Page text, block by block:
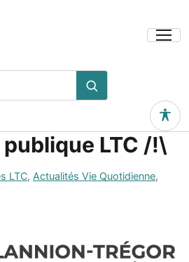
Ouvrir
Rechercher
Outils
LTC /!\
LTC, Actualités Vie Quotidienne,